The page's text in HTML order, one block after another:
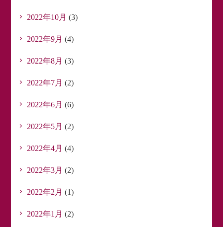
2022年10月 (3)
2022年9月 (4)
2022年8月 (3)
2022年7月 (2)
2022年6月 (6)
2022年5月 (2)
2022年4月 (4)
2022年3月 (2)
2022年2月 (1)
2022年1月 (2)